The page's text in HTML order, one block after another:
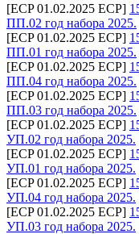
[ECP 01.02.2025 ECP]
ПП.02 год набора 2025.
[ECP 01.02.2025 ECP]
ПП.01 год набора 2025.
[ECP 01.02.2025 ECP]
ПП.04 год набора 2025.
[ECP 01.02.2025 ECP]
ПП.03 год набора 2025.
[ECP 01.02.2025 ECP]
УП.02 год набора 2025.
[ECP 01.02.2025 ECP]
УП.01 год набора 2025.
[ECP 01.02.2025 ECP]
УП.04 год набора 2025.
[ECP 01.02.2025 ECP]
УП.03 год набора 2025.